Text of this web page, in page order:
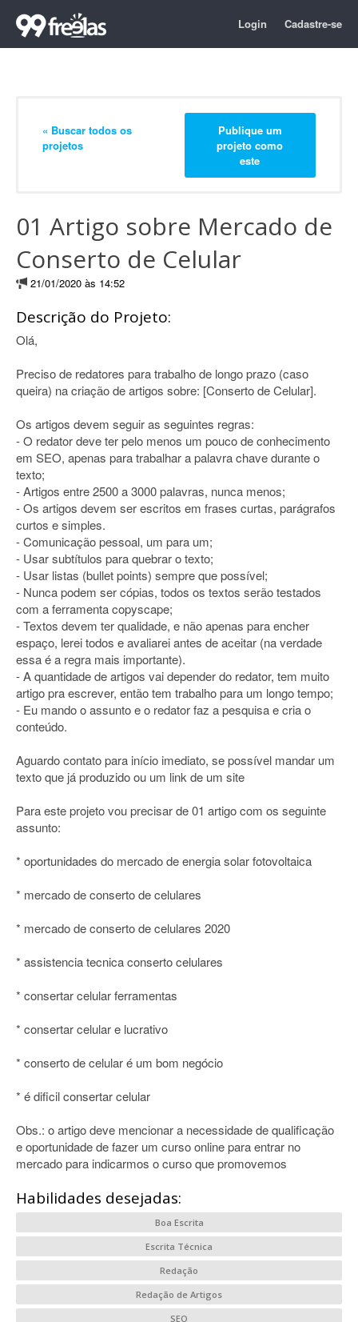
Login Cadastre-se
« Buscar todos os
projetos
Publique um
projeto como
este
01 Artigo sobre Mercado de
Conserto de Celular
21/01/2020 às 14:52
Descrição do Projeto:
Olá,
Preciso de redatores para trabalho de longo prazo (caso
queira) na criação de artigos sobre: [Conserto de Celular].
Os artigos devem seguir as seguintes regras:
- O redator deve ter pelo menos um pouco de conhecimento
em SEO, apenas para trabalhar a palavra chave durante o
texto;
- Artigos entre 2500 a 3000 palavras, nunca menos;
- Os artigos devem ser escritos em frases curtas, parágrafos
curtos e simples.
- Comunicação pessoal, um para um;
- Usar subtítulos para quebrar o texto;
- Usar listas (bullet points) sempre que possível;
- Nunca podem ser cópias, todos os textos serão testados
com a ferramenta copyscape;
- Textos devem ter qualidade, e não apenas para encher
espaço, lerei todos e avaliarei antes de aceitar (na verdade
essa é a regra mais importante).
- A quantidade de artigos vai depender do redator, tem muito
artigo pra escrever, então tem trabalho para um longo tempo;
- Eu mando o assunto e o redator faz a pesquisa e cria o
conteúdo.
Aguardo contato para início imediato, se possível mandar um
texto que já produzido ou um link de um site
Para este projeto vou precisar de 01 artigo com os seguinte
assunto:
* oportunidades do mercado de energia solar fotovoltaica
* mercado de conserto de celulares
* mercado de conserto de celulares 2020
* assistencia tecnica conserto celulares
* consertar celular ferramentas
* consertar celular e lucrativo
* conserto de celular é um bom negócio
* é dificil consertar celular
Obs.: o artigo deve mencionar a necessidade de qualificação
e oportunidade de fazer um curso online para entrar no
mercado para indicarmos o curso que promovemos
Habilidades desejadas:
Boa Escrita
Escrita Técnica
Redação
Redação de Artigos
SEO